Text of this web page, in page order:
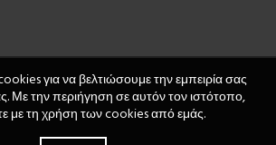
για να βελτιώσουμε την εμπειρία σας
Με την περιήγηση σε αυτόν τον ιστότοπο,
με τη χρήση των cookies από εμάς.